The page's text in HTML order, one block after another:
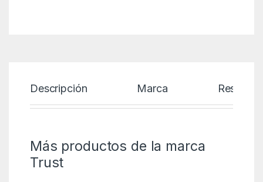
Descripción Marca Reseñas
Más productos de la marca
Trust